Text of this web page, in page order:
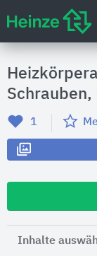
Schrauben,
1
Inhalte